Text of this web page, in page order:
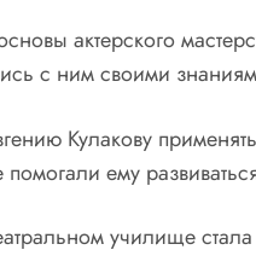
актерского
с ним своими
Кулакову
ему
училище